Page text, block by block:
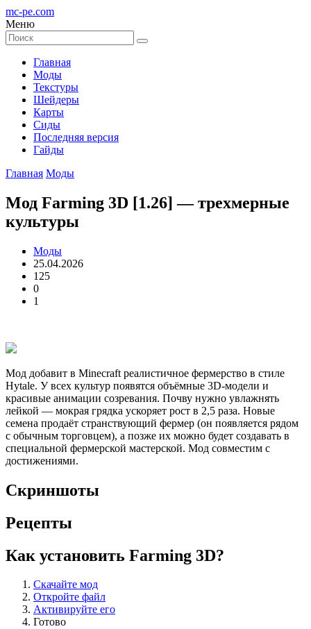
mc-pe.com
Меню
Главная
Моды
Текстуры
Шейдеры
Карты
Сиды
Последняя версия
Гайды
Главная Моды
Мод Farming 3D [1.26] — трехмерные
культуры
Моды
25.04.2026
125
0
1
Мод добавит в Minecraft реалистичное фермерство в стиле
Hytale. У всех культур появятся объёмные 3D-модели и
красивые анимации созревания. Почву нужно увлажнять
лейкой — мокрая грядка ускоряет рост в 2,5 раза. Новые
семена продаёт странствующий фермер (он появляется рядом
с обычным торговцем), а позже их можно будет создавать в
специальной фермерской мастерской. Мод совместим с
достижениями.
Скриншоты
Рецепты
Как установить Farming 3D?
Скачайте мод
Откройте файл
Активируйте его
Готово